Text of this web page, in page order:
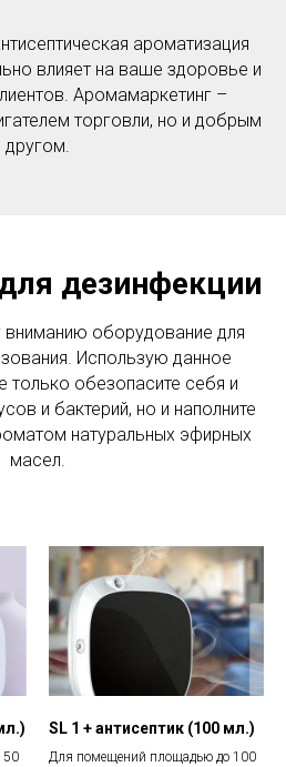
ароматизация
влияет на ваше здоровье и
Аромамаркетинг –
торговли, но и добрым
другом.
дезинфекции
оборудование для
Использую данное
только обезопасите себя и
и бактерий, но и наполните
натуральных эфирных
масел.
SL 1 + антисептик (100 мл.)
Для помещений площадью до 100